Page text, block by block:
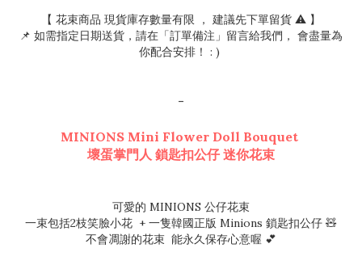
【 花束商品 現貨庫存數量有限 ， 建議先下單留貨 ⚠️ 】
📌 如需指定日期送貨，請在「訂單備注」留言給我們， 會盡量為
你配合安排！ : )
-
MINIONS Mini Flower Doll Bouquet
壞蛋掌門人 鎖匙扣公仔 迷你花束
可愛的 MINIONS 公仔花束
一束包括2枝笑臉小花 + 一隻韓國正版 Minions 鎖匙扣公仔 🧸
不會凋謝的花束 能永久保存心意喔 💕